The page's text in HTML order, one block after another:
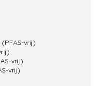
vrij)
vrij)
vrij)